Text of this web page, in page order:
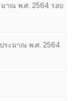
มาณ พ.ศ. 2564 รอบ
ระมาณ พ.ศ. 2564